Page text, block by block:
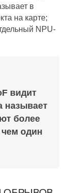
в
на карте;
NPU-
видит
называет
более
один